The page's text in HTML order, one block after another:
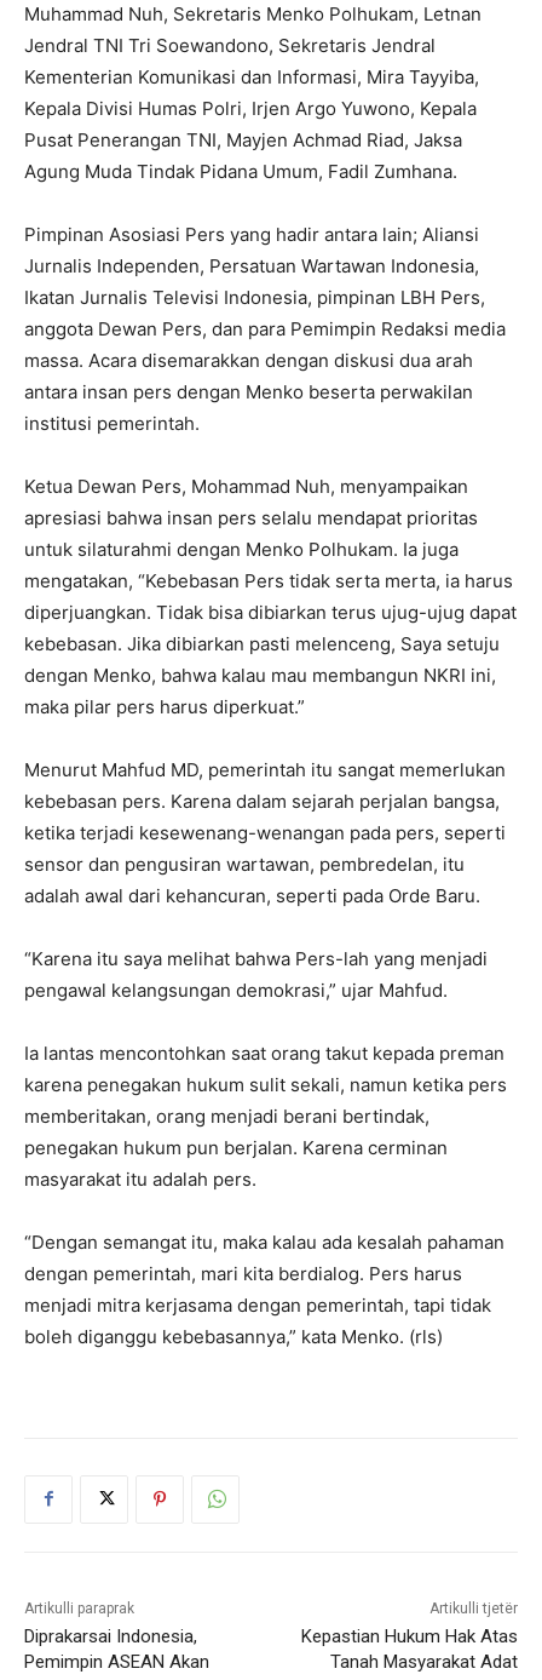
Muhammad Nuh, Sekretaris Menko Polhukam, Letnan
Jendral TNI Tri Soewandono, Sekretaris Jendral
Kementerian Komunikasi dan Informasi, Mira Tayyiba,
Kepala Divisi Humas Polri, Irjen Argo Yuwono, Kepala
Pusat Penerangan TNI, Mayjen Achmad Riad, Jaksa
Agung Muda Tindak Pidana Umum, Fadil Zumhana.
Pimpinan Asosiasi Pers yang hadir antara lain; Aliansi
Jurnalis Independen, Persatuan Wartawan Indonesia,
Ikatan Jurnalis Televisi Indonesia, pimpinan LBH Pers,
anggota Dewan Pers, dan para Pemimpin Redaksi media
massa. Acara disemarakkan dengan diskusi dua arah
antara insan pers dengan Menko beserta perwakilan
institusi pemerintah.
Ketua Dewan Pers, Mohammad Nuh, menyampaikan
apresiasi bahwa insan pers selalu mendapat prioritas
untuk silaturahmi dengan Menko Polhukam. Ia juga
mengatakan, “Kebebasan Pers tidak serta merta, ia harus
diperjuangkan. Tidak bisa dibiarkan terus ujug-ujug dapat
kebebasan. Jika dibiarkan pasti melenceng, Saya setuju
dengan Menko, bahwa kalau mau membangun NKRI ini,
maka pilar pers harus diperkuat.”
Menurut Mahfud MD, pemerintah itu sangat memerlukan
kebebasan pers. Karena dalam sejarah perjalan bangsa,
ketika terjadi kesewenang-wenangan pada pers, seperti
sensor dan pengusiran wartawan, pembredelan, itu
adalah awal dari kehancuran, seperti pada Orde Baru.
“Karena itu saya melihat bahwa Pers-lah yang menjadi
pengawal kelangsungan demokrasi,” ujar Mahfud.
Ia lantas mencontohkan saat orang takut kepada preman
karena penegakan hukum sulit sekali, namun ketika pers
memberitakan, orang menjadi berani bertindak,
penegakan hukum pun berjalan. Karena cerminan
masyarakat itu adalah pers.
“Dengan semangat itu, maka kalau ada kesalah pahaman
dengan pemerintah, mari kita berdialog. Pers harus
menjadi mitra kerjasama dengan pemerintah, tapi tidak
boleh diganggu kebebasannya,” kata Menko. (rls)
Artikulli paraprak
Diprakarsai Indonesia,
Pemimpin ASEAN Akan
Artikulli tjetër
Kepastian Hukum Hak Atas
Tanah Masyarakat Adat